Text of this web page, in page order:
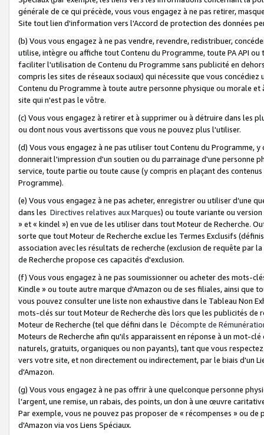
générale de ce qui précède, vous vous engagez à ne pas retirer,
Site tout lien d'information vers l'Accord de protection des données
(b) Vous vous engagez à ne pas vendre, revendre, redistribuer,
utilise, intègre ou affiche tout Contenu du Programme, toute PA API
faciliter l'utilisation de Contenu du Programme sans publicité en
compris les sites de réseaux sociaux) qui nécessite que vous
Contenu du Programme à toute autre personne physique ou morale
site qui n'est pas le vôtre.
(c) Vous vous engagez à retirer et à supprimer ou à détruire dans les
ou dont nous vous avertissons que vous ne pouvez plus l'utiliser.
(d) Vous vous engagez à ne pas utiliser tout Contenu du Programme,
donnerait l'impression d'un soutien ou du parrainage d'une personne
service, toute partie ou toute cause (y compris en plaçant des
Programme).
(e) Vous vous engagez à ne pas acheter, enregistrer ou utiliser d’une
dans les Directives relatives aux Marques) ou toute variante ou
» et « kindel ») en vue de les utiliser dans tout Moteur de Recherche.
sorte que tout Moteur de Recherche exclue les Termes Exclusifs
association avec les résultats de recherche (exclusion de requête
de Recherche propose ces capacités d'exclusion.
(f) Vous vous engagez à ne pas soumissionner ou acheter des mots-
Kindle » ou toute autre marque d'Amazon ou de ses filiales, ainsi que
vous pouvez consulter une liste non exhaustive dans le Tableau Non
mots-clés sur tout Moteur de Recherche dès lors que les publicités de
Moteur de Recherche (tel que défini dans le Décompte de
Moteurs de Recherche afin qu'ils apparaissent en réponse à un mot-
naturels, gratuits, organiques ou non payants), tant que vous
vers votre site, et non directement ou indirectement, par le biais d'un
d'Amazon.
(g) Vous vous engagez à ne pas offrir à une quelconque personne
l'argent, une remise, un rabais, des points, un don à une œuvre
Par exemple, vous ne pouvez pas proposer de « récompenses » ou
d'Amazon via vos Liens Spéciaux.